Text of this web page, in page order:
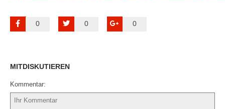
0 0 0
MITDISKUTIEREN
Kommentar